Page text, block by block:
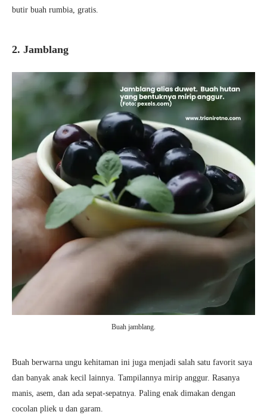
butir buah rumbia, gratis.
2. Jamblang
Buah jamblang.
Buah berwarna ungu kehitaman ini juga menjadi salah satu favorit saya
dan banyak anak kecil lainnya. Tampilannya mirip anggur. Rasanya
manis, asem, dan ada sepat-sepatnya. Paling enak dimakan dengan
cocolan pliek u dan garam.